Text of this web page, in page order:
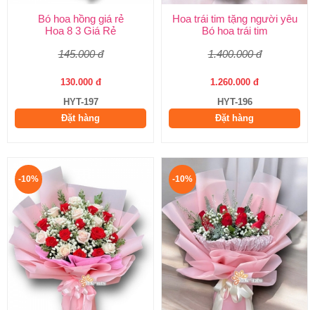
Bó hoa hồng giá rẻ
Hoa 8 3 Giá Rẻ
145.000 đ
130.000 đ
HYT-197
Đặt hàng
Hoa trái tim tặng người yêu
Bó hoa trái tim
1.400.000 đ
1.260.000 đ
HYT-196
Đặt hàng
-10% -10%